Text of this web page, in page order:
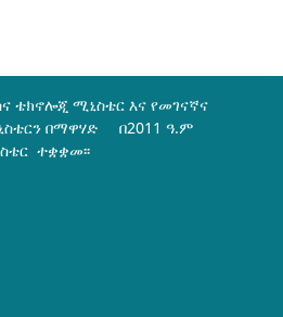
ቴክኖሎጂ ሚኒስቴር እና የመገናኛና
በማዋሃድ በ2011 ዓ.ም
ተቋቋመ፡፡